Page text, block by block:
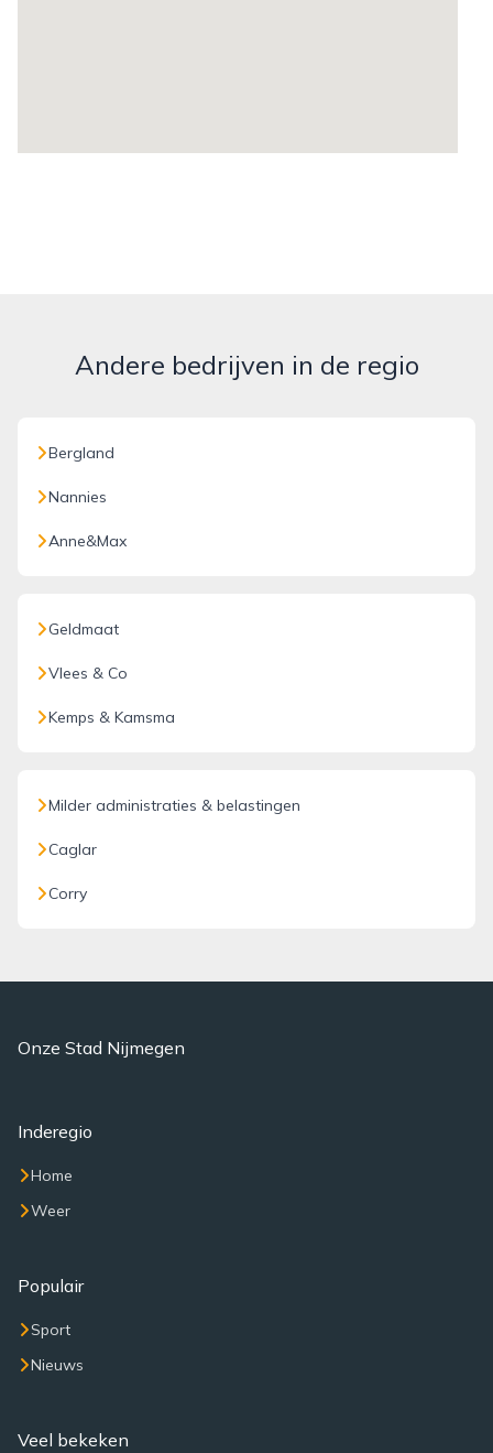
Andere bedrijven in de regio
Bergland
Nannies
Anne&Max
Geldmaat
Vlees & Co
Kemps & Kamsma
Milder administraties & belastingen
Caglar
Corry
Onze Stad Nijmegen
Inderegio
Home
Weer
Populair
Sport
Nieuws
Veel bekeken